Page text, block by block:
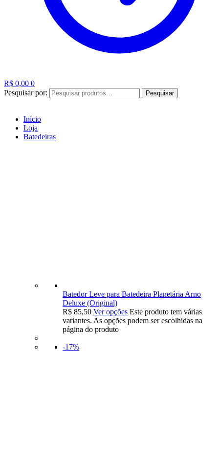
R$ 0,00 0
Pesquisar por:
Pesquisar
Início
Loja
Batedeiras
Batedor Leve para Batedeira Planetária Arno
Deluxe (Original)
R$ 85,50 Ver opções Este produto tem várias
variantes. As opções podem ser escolhidas na
página do produto
-17%